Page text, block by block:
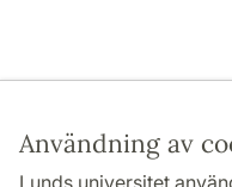
Användning av
Lunds universitet